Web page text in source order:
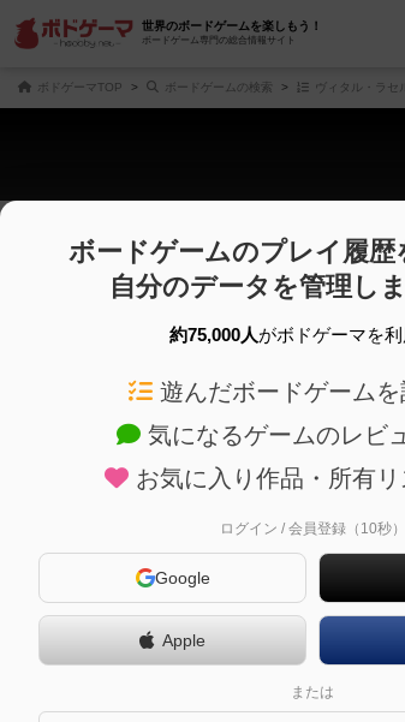
世界のボードゲームを楽しもう！
ボードゲーム専門の総合情報サイト
ボドゲーマTOP ボードゲームの検索 ヴィタル・ラセ
じっくり表示
商品名、商品説明文、デザイナー名、テーマ名、メカ
ゲーム
ゲーム
対象年齢を指定します。
On Mars
ボードゲームのプレイ履歴
自分のデータを管理し
約75,000人がボドゲーマを利
遊んだボードゲームを
気になるゲームのレビ
お気に入り作品・所有
ログイン / 会員登録（10秒）
Google
Apple
または